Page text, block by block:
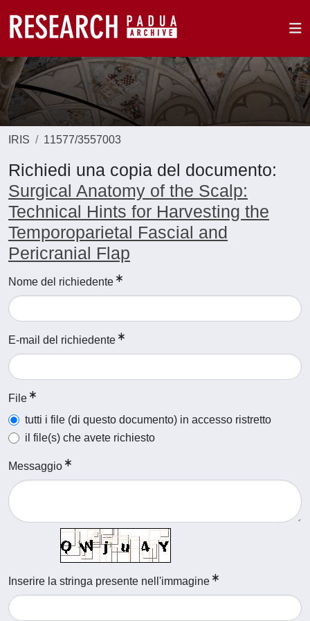
IRIS 11577/3557003
Richiedi una copia del documento:
Surgical Anatomy of the Scalp:
Technical Hints for Harvesting the
Temporoparietal Fascial and
Pericranial Flap
Nome del richiedente
E-mail del richiedente
File
tutti i file (di questo documento) in accesso ristretto
il file(s) che avete richiesto
Messaggio
Inserire la stringa presente nell'immagine